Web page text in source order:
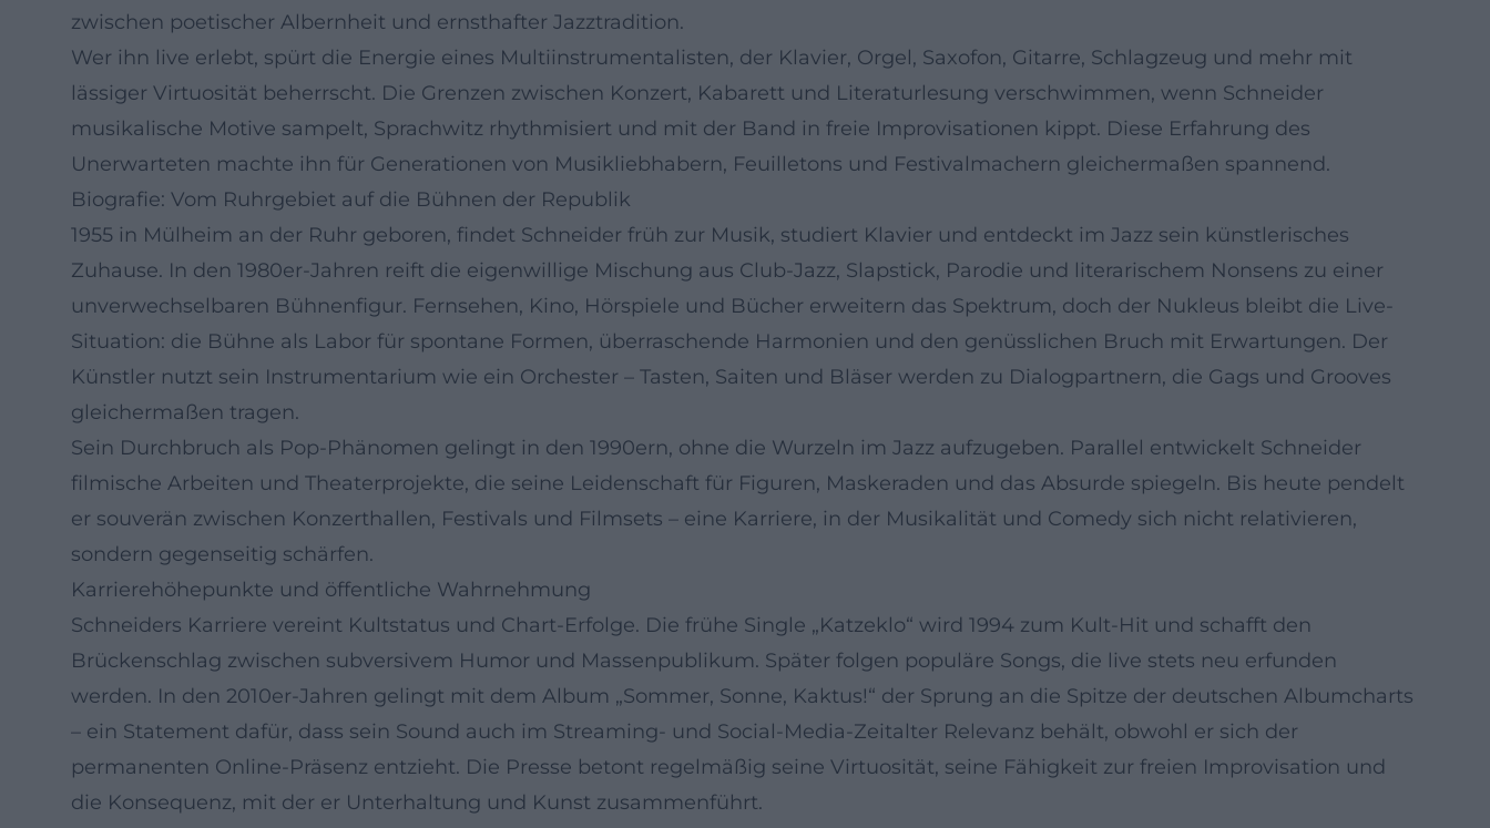
zwischen poetischer Albernheit und ernsthafter Jazztradition.
Wer ihn live erlebt, spürt die Energie eines Multiinstrumentalisten, der Klavier, Orgel, Saxofon, Gitarre, Schlagzeug und mehr mit
lässiger Virtuosität beherrscht. Die Grenzen zwischen Konzert, Kabarett und Literaturlesung verschwimmen, wenn Schneider
musikalische Motive sampelt, Sprachwitz rhythmisiert und mit der Band in freie Improvisationen kippt. Diese Erfahrung des
Unerwarteten machte ihn für Generationen von Musikliebhabern, Feuilletons und Festivalmachern gleichermaßen spannend.
Biografie: Vom Ruhrgebiet auf die Bühnen der Republik
1955 in Mülheim an der Ruhr geboren, findet Schneider früh zur Musik, studiert Klavier und entdeckt im Jazz sein künstlerisches
Zuhause. In den 1980er-Jahren reift die eigenwillige Mischung aus Club-Jazz, Slapstick, Parodie und literarischem Nonsens zu einer
unverwechselbaren Bühnenfigur. Fernsehen, Kino, Hörspiele und Bücher erweitern das Spektrum, doch der Nukleus bleibt die Live-
Situation: die Bühne als Labor für spontane Formen, überraschende Harmonien und den genüsslichen Bruch mit Erwartungen. Der
Künstler nutzt sein Instrumentarium wie ein Orchester – Tasten, Saiten und Bläser werden zu Dialogpartnern, die Gags und Grooves
gleichermaßen tragen.
Sein Durchbruch als Pop-Phänomen gelingt in den 1990ern, ohne die Wurzeln im Jazz aufzugeben. Parallel entwickelt Schneider
filmische Arbeiten und Theaterprojekte, die seine Leidenschaft für Figuren, Maskeraden und das Absurde spiegeln. Bis heute pendelt
er souverän zwischen Konzerthallen, Festivals und Filmsets – eine Karriere, in der Musikalität und Comedy sich nicht relativieren,
sondern gegenseitig schärfen.
Karrierehöhepunkte und öffentliche Wahrnehmung
Schneiders Karriere vereint Kultstatus und Chart-Erfolge. Die frühe Single „Katzeklo“ wird 1994 zum Kult-Hit und schafft den
Brückenschlag zwischen subversivem Humor und Massenpublikum. Später folgen populäre Songs, die live stets neu erfunden
werden. In den 2010er-Jahren gelingt mit dem Album „Sommer, Sonne, Kaktus!“ der Sprung an die Spitze der deutschen Albumcharts
– ein Statement dafür, dass sein Sound auch im Streaming- und Social-Media-Zeitalter Relevanz behält, obwohl er sich der
permanenten Online-Präsenz entzieht. Die Presse betont regelmäßig seine Virtuosität, seine Fähigkeit zur freien Improvisation und
die Konsequenz, mit der er Unterhaltung und Kunst zusammenführt.